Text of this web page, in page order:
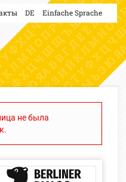
DE Einfache Sprache
не была